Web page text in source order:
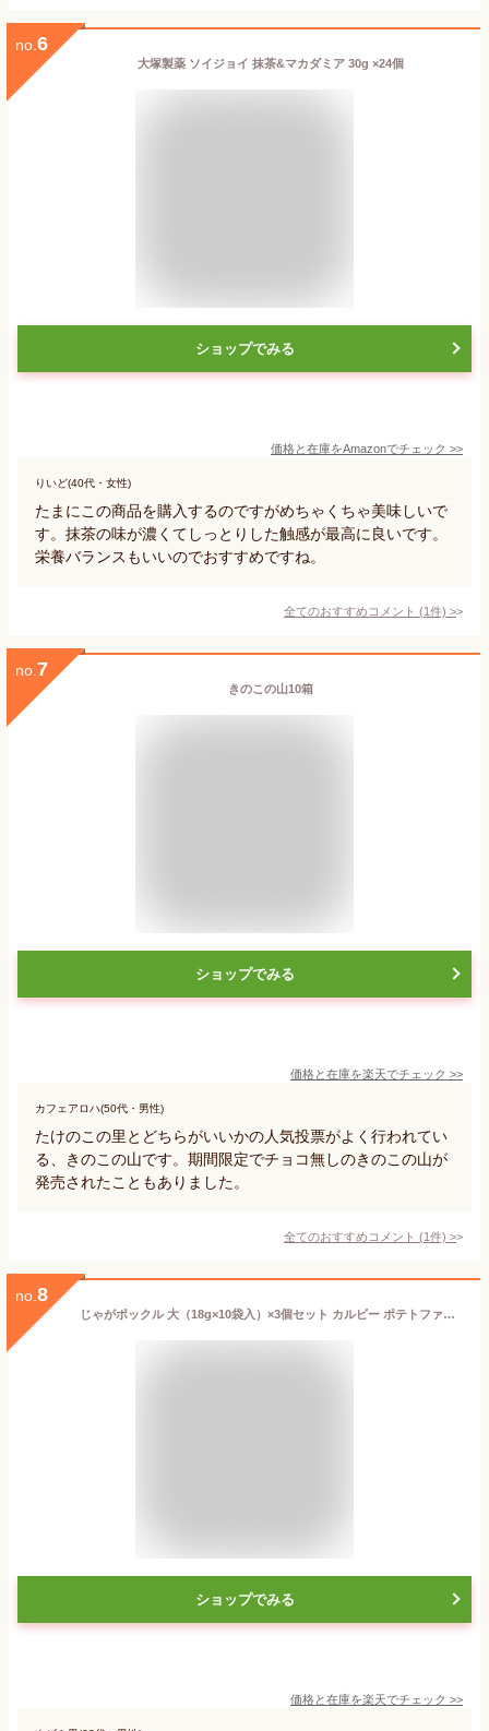
no. 6
大塚製薬 ソイジョイ 抹茶&マカダミア 30g ×24個
ショップでみる
価格と在庫をAmazonでチェック >>
りいど(40代・女性)
たまにこの商品を購入するのですがめちゃくちゃ美味しいで
す。抹茶の味が濃くてしっとりした触感が最高に良いです。
栄養バランスもいいのでおすすめですね。
全てのおすすめコメント (1件) >
no. 7
きのこの山10箱
ショップでみる
価格と在庫を楽天でチェック >>
カフェアロハ(50代・男性)
たけのこの里とどちらがいいかの人気投票がよく行われてい
る、きのこの山です。期間限定でチョコ無しのきのこの山が
発売されたこともありました。
全てのおすすめコメント (1件) >
no. 8
じゃがポックル 大（18g×10袋入）×3個セット カルビー ポテトファーム／送料無料 個包装 土産 お土産 お菓子 北海道限定 calbee オホーツクの塩味 有名菓子 おみやげ ランキング ジャガポックル じゃがいも 北海道銘菓 じゃがぽっくる プレゼント ギフト 定番みやげ いも
ショップでみる
価格と在庫を楽天でチェック >>